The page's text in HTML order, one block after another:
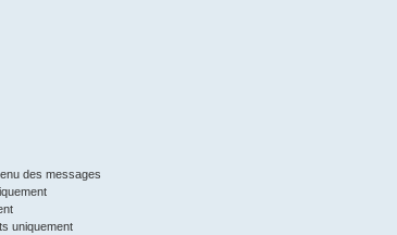
des messages
uniquement